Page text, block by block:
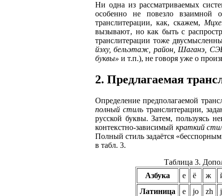
Ни одна из рассматриваемых
особенно не повезло взаимной
транслитерации, как, скажем,
вызывают‚ но как быть с
транслитерации тоже
йэху, бельэтаж, район, Шаганэ,
буквы» и т.п.), не говоря уже о
2. Предлагаемая
Определение предполагаемой
полный стиль транслитерации,
русской буквы. Затем, пользуясь
контекстно-зависимый краткий
Полный стиль задаётся
в табл. 3.
Таблица 3.
Азбука
е ё ж
Латиница
e jo zh